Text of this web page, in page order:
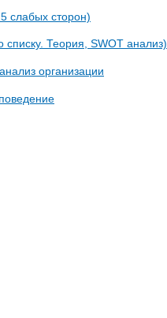
слабых сторон)
Теория, SWOT анализ)
организации